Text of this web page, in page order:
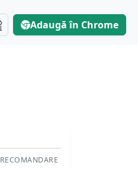
Adaugă în Chrome
RECOMANDARE